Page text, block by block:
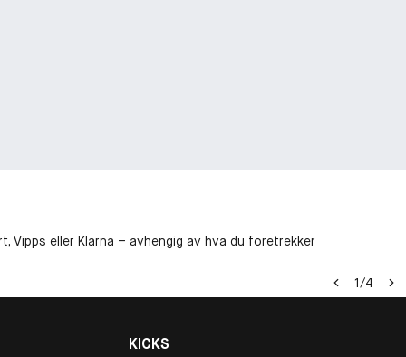
Vipps eller Klarna – avhengig av hva du foretrekker
1/4
KICKS